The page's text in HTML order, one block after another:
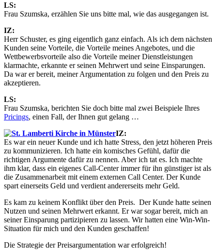
LS:
Frau Szumska, erzählen Sie uns bitte mal, wie das ausgegangen ist.
IZ:
Herr Schuster, es ging eigentlich ganz einfach. Als ich dem nächsten
Kunden seine Vorteile, die Vorteile meines Angebotes, und die
Wettbewerbsvorteile also die Vorteile meiner Dienstleistungen
klarmachte, erkannte er seinen Mehrwert und seine Einsparungen.
Da war er bereit, meiner Argumentation zu folgen und den Preis zu
akzeptieren.
LS:
Frau Szumska, berichten Sie doch bitte mal zwei Beispiele Ihres
Pricings, einen Fall, der Ihnen gut gelang …
IZ:
Es war ein neuer Kunde und ich hatte Stress, den jetzt höheren Preis
zu kommunizieren. Ich hatte ein komisches Gefühl, dafür die
richtigen Argumente dafür zu nennen. Aber ich tat es. Ich machte
ihm klar, dass ein eigenes Call-Center immer für ihn günstiger ist als
die Zusammenarbeit mit einem externen Call Center. Der Kunde
spart einerseits Geld und verdient andererseits mehr Geld.
Es kam zu keinem Konflikt über den Preis. Der Kunde hatte seinen
Nutzen und seinen Mehrwert erkannt. Er war sogar bereit, mich an
seiner Einsparung partizipieren zu lassen. Wir hatten eine Win-Win-
Situation für mich und den Kunden geschaffen!
Die Strategie der Preisargumentation war erfolgreich!